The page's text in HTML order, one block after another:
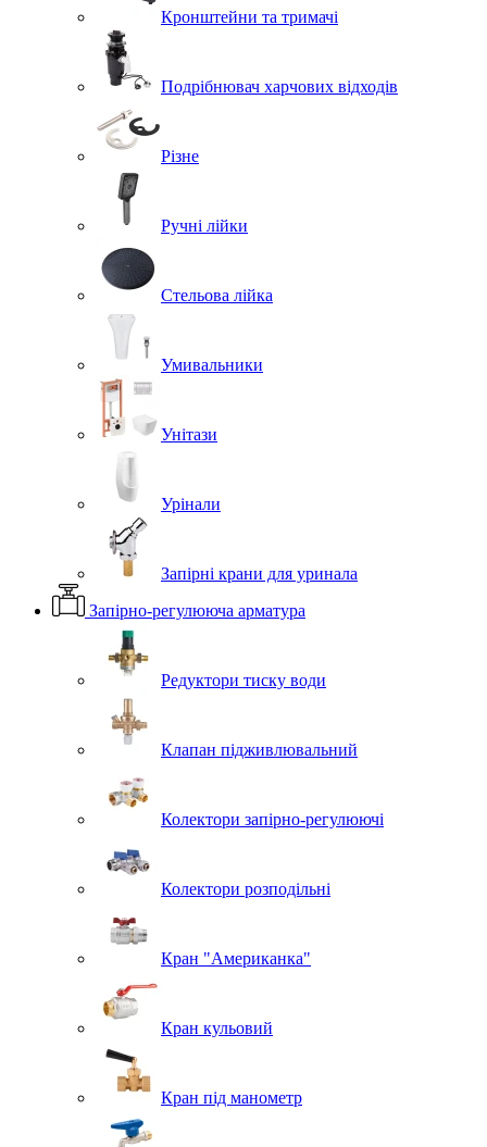
Кронштейни та тримачі
Подрібнювач харчових відходів
Різне
Ручні лійки
Стельова лійка
Умивальники
Унітази
Урінали
Запірні крани для уринала
Запірно-регулююча арматура
Редуктори тиску води
Клапан підживлювальний
Колектори запірно-регулюючі
Колектори розподільні
Кран "Американка"
Кран кульовий
Кран під манометр